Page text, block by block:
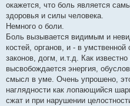
окажется, что боль является
здоровья и силы человека.
Немного о боли.
Боль вызывается видимым и
костей, органов, и - в
законов, догм, и.т.д. Как
высвобождается энергия,
смысл в уме. Очень упрошено,
наглядности как лопающийся
сжат и при нарушении